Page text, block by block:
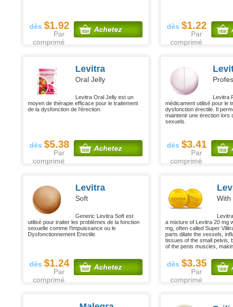
dès $1.92
Par
comprimé
Achetez dès $1.22
Par
comprimé
Levitra
Oral Jelly
Levitra Oral Jelly est un
moyen de thérapie efficace pour le traitement
de la dysfonction de l’érection.
dès $5.38
Par
comprimé
Achetez
Levitra
médicament utilisé pour le
dysfonction érectile. Il
maintenir une érection lors
sexuels.
dès $3.41
Par
comprimé
Levitra
Soft
Generic Levitra Soft est
utilisé pour traiter les problèmes de la fonction
sexuelle comme l'Impuissance ou le
Dysfonctionnement Erectile.
dès $1.24
Par
comprimé
Achetez
With
a mixture of Levitra 20 mg
mg, often called Super
parts dilate the vessels,
tissues of the small pelvis,
of the penis muscles,
dès $3.35
Par
comprimé